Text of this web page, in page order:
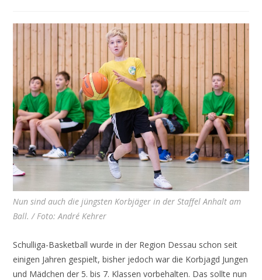
Nun sind auch die jüngsten Korbjäger in der Staffel Anhalt am
Ball. / Foto: André Kehrer
Schulliga-Basketball wurde in der Region Dessau schon seit
einigen Jahren gespielt, bisher jedoch war die Korbjagd Jungen
und Mädchen der 5. bis 7. Klassen vorbehalten. Das sollte nun